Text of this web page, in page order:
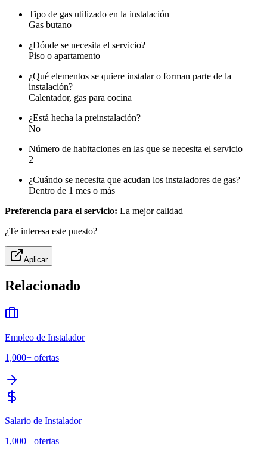
Tipo de gas utilizado en la instalación
Gas butano
¿Dónde se necesita el servicio?
Piso o apartamento
¿Qué elementos se quiere instalar o forman parte de la
instalación?
Calentador, gas para cocina
¿Está hecha la preinstalación?
No
Número de habitaciones en las que se necesita el servicio
2
¿Cuándo se necesita que acudan los instaladores de gas?
Dentro de 1 mes o más
Preferencia para el servicio: La mejor calidad
¿Te interesa este puesto?
Aplicar
Relacionado
Empleo de Instalador
1,000+ ofertas
Salario de Instalador
1,000+ ofertas